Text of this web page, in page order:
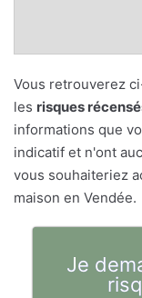
Vous retrouverez
les risques
informations que
indicatif et n'ont
vous souhaiteriez
maison en Vendée.
Je